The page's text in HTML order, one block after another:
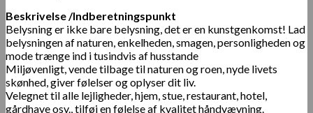
Beskrivelse /Indberetningspunkt
Belysning er ikke bare belysning, det er en kunstgenkomst! Lad
belysningen af ​​naturen, enkelheden, smagen, personligheden og
mode trænge ind i tusindvis af husstande
Miljøvenligt, vende tilbage til naturen og roen, nyde livets
skønhed, giver følelser og oplyser dit liv.
Velegnet til alle lejligheder, hjem, stue, restaurant, hotel,
gårdhave osv., tilføj en følelse af kvalitet håndvævning.